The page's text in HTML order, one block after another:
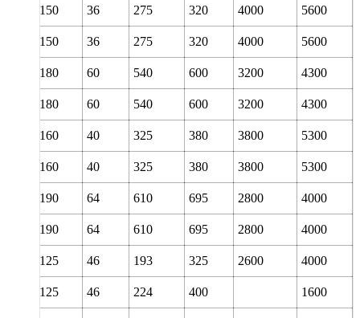
150 36 275 320 4000 5600
150 36 275 320 4000 5600
180 60 540 600 3200 4300
180 60 540 600 3200 4300
160 40 325 380 3800 5300
160 40 325 380 3800 5300
190 64 610 695 2800 4000
190 64 610 695 2800 4000
125 46 193 325 2600 4000
125 46 224 400 1600